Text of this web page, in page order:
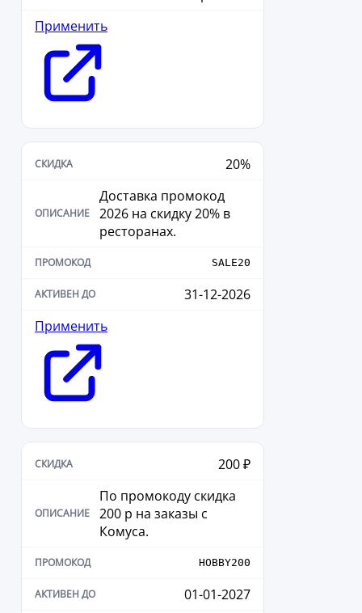
Применить
20%
Доставка промокод
2026 на скидку 20% в
ресторанах.
SALE20
31-12-2026
Применить
200 ₽
По промокоду скидка
200 р на заказы с
Комуса.
HOBBY200
01-01-2027